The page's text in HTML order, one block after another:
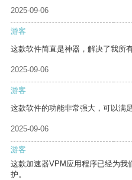
2025-09-06
游客
这款软件简直是神器，解决了我所有
2025-09-06
游客
这款软件的功能非常强大，可以满
2025-09-06
游客
这款加速器VPM应用程序已经为我
护。